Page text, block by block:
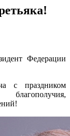
Федерации
с праздником